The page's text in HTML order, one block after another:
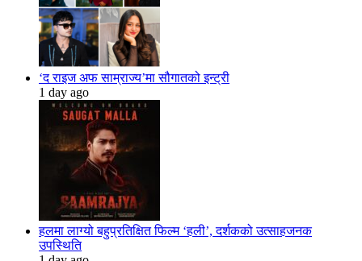
‘द राइज अफ साम्राज्य’मा सौगातको इन्ट्री
1 day ago
हलमा लाग्यो बहुप्रतिक्षित फिल्म ‘हली’, दर्शकको उत्साहजनक
उपस्थिति